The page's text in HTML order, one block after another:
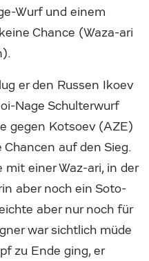
Wurf und einem
Chance (Waza-ari
er den Russen Ikoev
Nage Schulterwurf
gegen Kotsoev (AZE)
auf den Sieg.
einer Waz-ari, in der
aber noch ein Soto-
aber nur noch für
war sichtlich müde
zu Ende ging, er